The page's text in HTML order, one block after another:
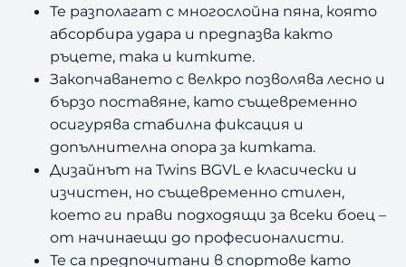
Те разполагат с многослойна пяна, която
абсорбира удара и предпазва както
ръцете, така и китките.
Закопчаването с велкро позволява лесно и
бързо поставяне, като същевременно
осигурява стабилна фиксация и
допълнителна опора за китката.
Дизайнът на Twins BGVL е класически и
изчистен, но същевременно стилен,
което ги прави подходящи за всеки боец –
от начинаещи до професионалисти.
Те са предпочитани в спортове като